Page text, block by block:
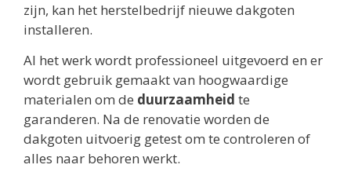
zijn, kan het herstelbedrijf nieuwe dakgoten
installeren.
Al het werk wordt professioneel uitgevoerd en er
wordt gebruik gemaakt van hoogwaardige
materialen om de duurzaamheid te
garanderen. Na de renovatie worden de
dakgoten uitvoerig getest om te controleren of
alles naar behoren werkt.